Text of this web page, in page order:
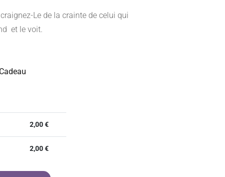
Le de la crainte de celui qui
et le voit.
2,00€
2,00€